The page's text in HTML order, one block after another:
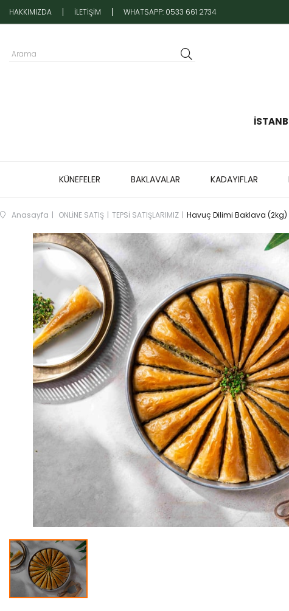
HAKKIMIZDA İLETİŞİM WHATSAPP: 0533 661 2734
KÜNEFELER BAKLAVALAR KADAYIFLAR
Anasayfa ONLİNE SATIŞ TEPSİ SATIŞLARIMIZ Havuç Dilimi Baklava (2kg)